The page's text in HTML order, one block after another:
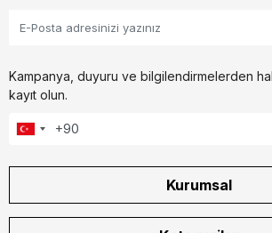
Kampanya, duyuru ve bilgilendirmelerden
kayıt olun.
Kurumsal